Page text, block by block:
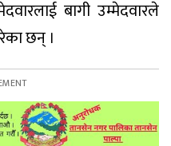
बागी उम्मेदवारले
छन् ।